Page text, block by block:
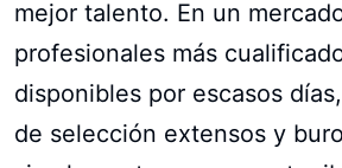
mejor talento. En un
profesionales más
disponibles por escasos
de selección extensos y